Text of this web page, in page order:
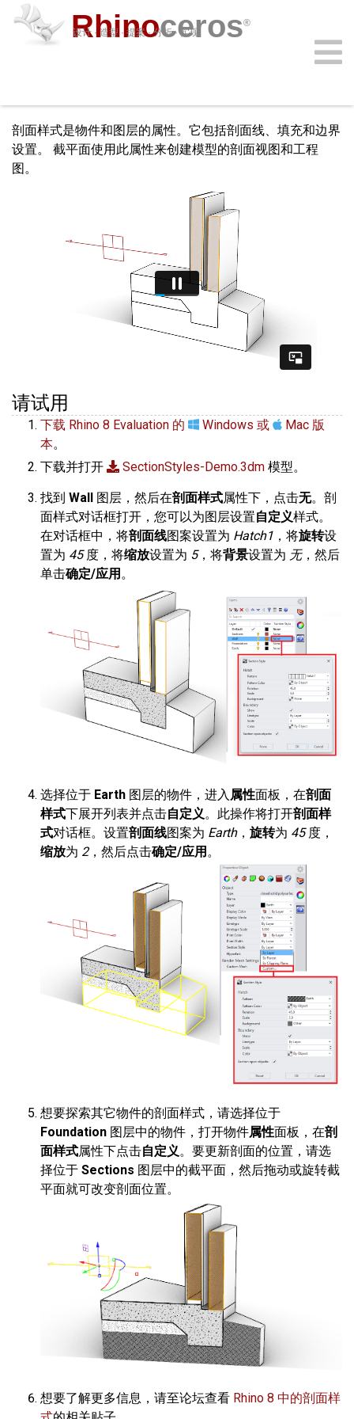
Rhinoceros®
设计 · 造型 · 提案 · 分析 · 实现
购买
下载
学习
功能
支持
插件
登录
剖面样式是物件和图层的属性。它包括剖面线、填充和边界
设置。 截平面使用此属性来创建模型的剖面视图和工程
图。
请试用
下载 Rhino 8 Evaluation 的 Windows 或
Mac 版
本。
下载并打开
SectionStyles-Demo.3dm 模型。
找到 Wall 图层，然后在剖面样式属性下，点击无。剖
面样式对话框打开，您可以为图层设置自定义样式。
在对话框中，将剖面线图案设置为 Hatch1 ，将旋转设
置为 45度，将缩放设置为 5，将背景设置为 无，然后
单击确定/应用 。
选择位于 Earth 图层的物件，进入属性面板，在剖面
样式下展开列表并点击自定义。此操作将打开剖面样
式对话框。设置剖面线图案为 Earth， 旋转为 45度，
缩放为 2，然后点击确定/应用 。
想要探索其它物件的剖面样式，请选择位于
Foundation 图层中的物件，打开物件属性面板，在剖
面样式属性下点击自定义 。要更新剖面的位置，请选
择位于 Sections 图层中的截平面，然后拖动或旋转截
平面就可改变剖面位置。
想要了解更多信息，请至论坛查看 Rhino 8 中的剖面样